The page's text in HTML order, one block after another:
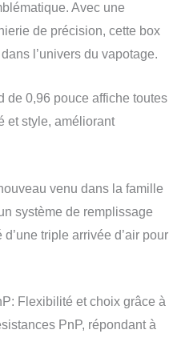
Avec une
de précision, cette box
l’univers du vapotage.
de 0,96 pouce affiche toutes
et style, améliorant
venu dans la famille
système de remplissage
triple arrivée d’air pour
Flexibilité et choix grâce à
PnP, répondant à